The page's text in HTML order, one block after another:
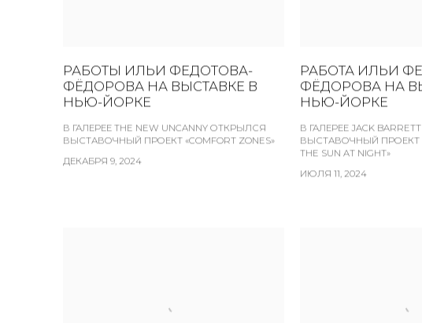
РАБОТЫ ИЛЬИ ФЕДОТОВА-
ФЁДОРОВА НА ВЫСТАВКЕ В
НЬЮ-ЙОРКЕ
В ГАЛЕРЕЕ THE NEW UNCANNY ОТКРЫЛСЯ
ВЫСТАВОЧНЫЙ ПРОЕКТ «COMFORT ZONES»
ДЕКАБРЯ 9, 2024
РАБОТА ИЛЬИ
ФЁДОРОВА НА
НЬЮ-ЙОРКЕ
В ГАЛЕРЕЕ JACK
ВЫСТАВОЧНЫЙ ПРОЕКТ
THE SUN AT NIGHT»
ИЮЛЯ 11, 2024